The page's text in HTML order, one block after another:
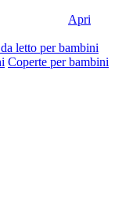
Apri
letto per bambini
Coperte per bambini